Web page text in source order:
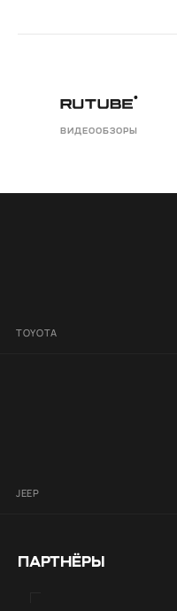
ВИДЕООБЗОРЫ
TOYOTA
JEEP
ПАРТНЁРЫ